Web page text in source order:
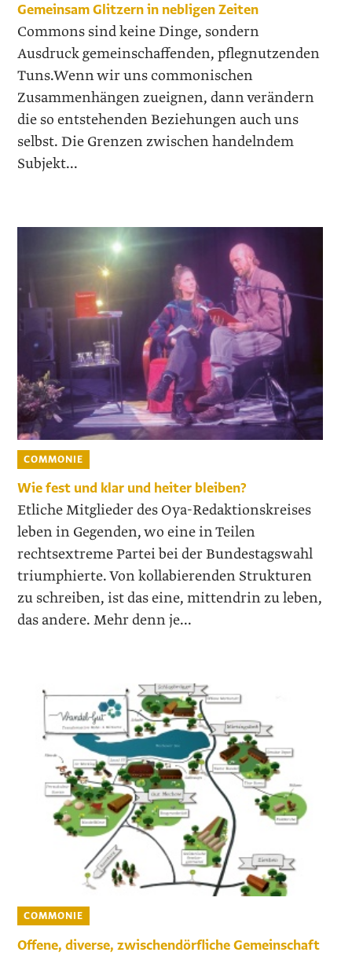
Gemeinsam Glitzern in nebligen Zeiten
Commons sind keine Dinge, sondern
Ausdruck gemeinschaffenden, pflegnutzenden
Tuns.Wenn wir uns commonischen
Zusammenhängen zueignen, dann verändern
die so entstehenden Beziehungen auch uns
selbst. Die Grenzen zwischen handelndem
Subjekt...
COMMONIE
Wie fest und klar und heiter bleiben?
Etliche Mitglieder des Oya-Redaktionskreises
leben in Gegenden, wo eine in Teilen
rechtsextreme Partei bei der Bundestagswahl
triumphierte. Von kollabierenden Strukturen
zu schreiben, ist das eine, mittendrin zu leben,
das andere. Mehr denn je...
COMMONIE
Offene, diverse, zwischendörfliche Gemeinschaft